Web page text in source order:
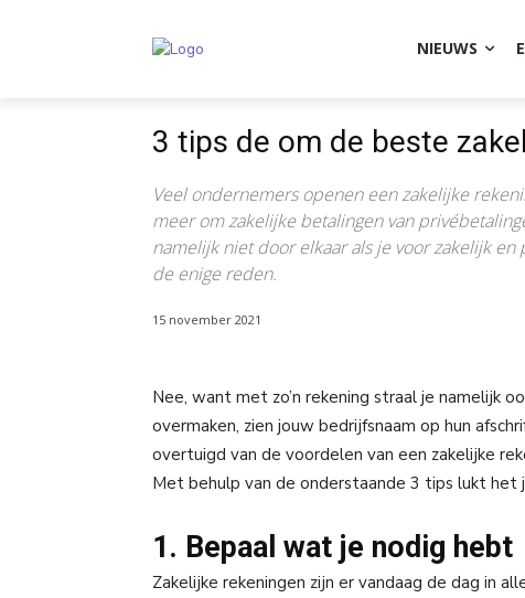
NIEUWS
3 tips de om de beste
Veel ondernemers openen een zakelijke
meer om zakelijke betalingen van
namelijk niet door elkaar als je voor zakelijk
de enige reden.
15 november 2021
Nee, want met zo’n rekening straal je namelijk
overmaken, zien jouw bedrijfsnaam op hun
overtuigd van de voordelen van een zakelijke
Met behulp van de onderstaande 3 tips lukt het
1. Bepaal wat je nodig hebt
Zakelijke rekeningen zijn er vandaag de dag in